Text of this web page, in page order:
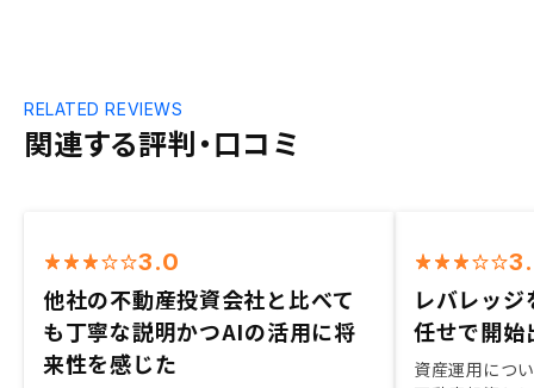
関連する評判・口コミ
RELATED REVIEWS
3.0
他社の不動産投資会社と比べて
も丁寧な説明かつAIの活用に将
来性を感じた
レバレッ
任せで開始
資産運用につ